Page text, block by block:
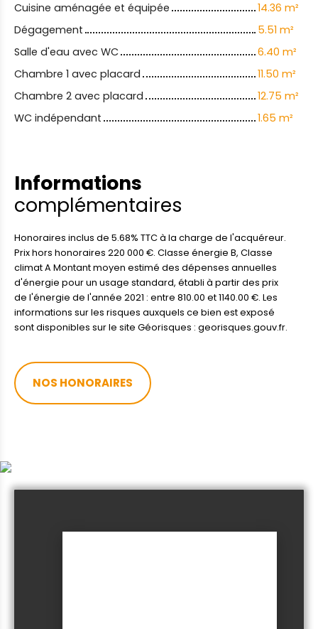
Cuisine aménagée et équipée
14.36 m²
Dégagement
5.51 m²
Salle d'eau avec WC
6.40 m²
Chambre 1 avec placard
11.50 m²
Chambre 2 avec placard
12.75 m²
WC indépendant
1.65 m²
Informations
complémentaires
Honoraires inclus de 5.68% TTC à la charge de l'acquéreur.
Prix hors honoraires 220 000 €. Classe énergie B, Classe
climat A Montant moyen estimé des dépenses annuelles
d'énergie pour un usage standard, établi à partir des prix
de l'énergie de l'année 2021 : entre 810.00 et 1140.00 €. Les
informations sur les risques auxquels ce bien est exposé
sont disponibles sur le site Géorisques : georisques.gouv.fr.
NOS HONORAIRES